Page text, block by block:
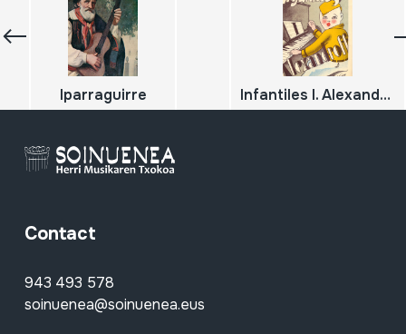
Iparraguirre Infantiles I. Alexandroff
Contact
943 493 578
soinuenea@soinuenea.eus